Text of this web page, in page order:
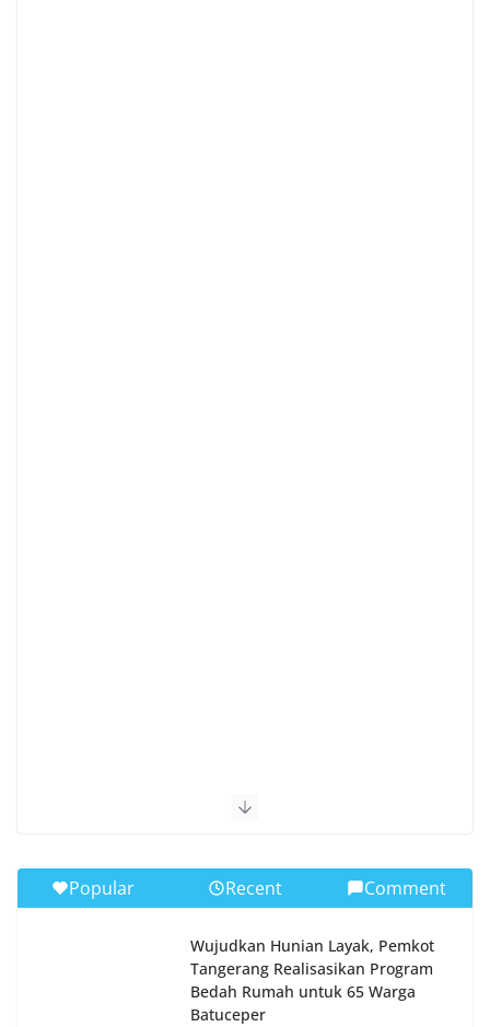
Popular Recent Comment
Wujudkan Hunian Layak, Pemkot
Tangerang Realisasikan Program
Bedah Rumah untuk 65 Warga
Batuceper